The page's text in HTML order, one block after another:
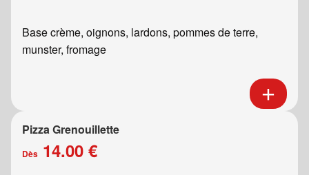
Base crème, oignons, lardons, pommes de terre,
munster, fromage
Pizza Grenouillette
Dès 14.00 €